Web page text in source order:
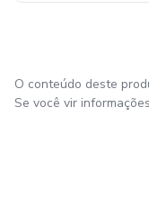
O conteúdo deste
Se você vir